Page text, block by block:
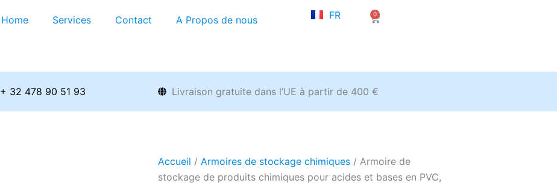
Home Services Contact A Propos de nous FR
EN
0
Panier
+ 32 478 90 51 93 Livraison gratuite dans l’UE à partir de 400 €
Accueil / Armoires de stockage chimiques / Armoire de
stockage de produits chimiques pour acides et bases en PVC,